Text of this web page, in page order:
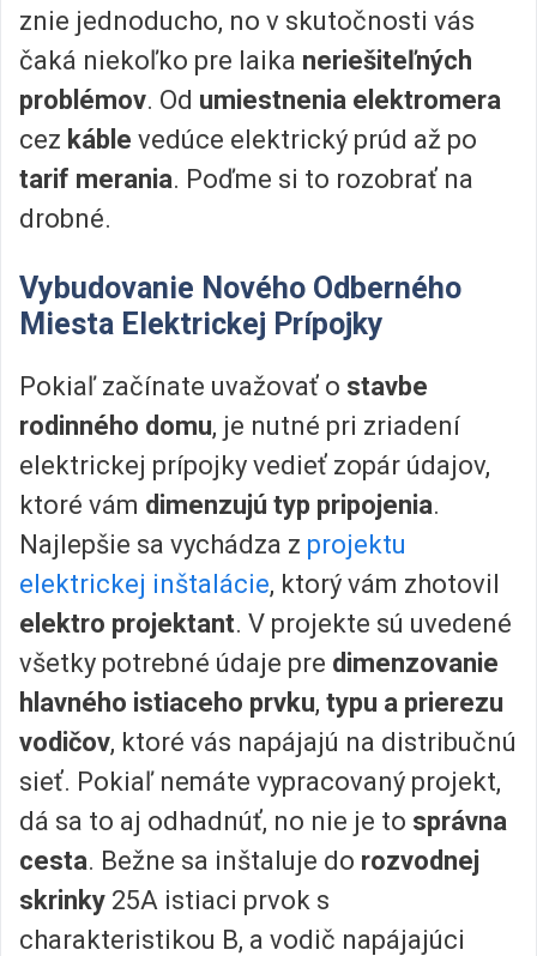
znie jednoducho, no v skutočnosti vás
čaká niekoľko pre laika neriešiteľných
problémov. Od umiestnenia elektromera
cez káble vedúce elektrický prúd až po
tarif merania. Poďme si to rozobrať na
drobné.
Vybudovanie Nového Odberného
Miesta Elektrickej Prípojky
Pokiaľ začínate uvažovať o stavbe
rodinného domu, je nutné pri zriadení
elektrickej prípojky vedieť zopár údajov,
ktoré vám dimenzujú typ pripojenia.
Najlepšie sa vychádza z projektu
elektrickej inštalácie, ktorý vám zhotovil
elektro projektant. V projekte sú uvedené
všetky potrebné údaje pre dimenzovanie
hlavného istiaceho prvku, typu a prierezu
vodičov, ktoré vás napájajú na distribučnú
sieť. Pokiaľ nemáte vypracovaný projekt,
dá sa to aj odhadnúť, no nie je to správna
cesta. Bežne sa inštaluje do rozvodnej
skrinky 25A istiaci prvok s
charakteristikou B, a vodič napájajúci